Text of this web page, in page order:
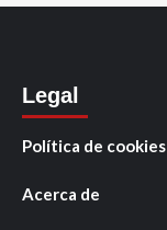
Legal
Política de cookies
Acerca de